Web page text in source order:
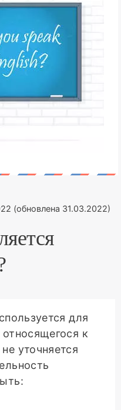
(обновлена 31.03.2022)
для
к
уточняется